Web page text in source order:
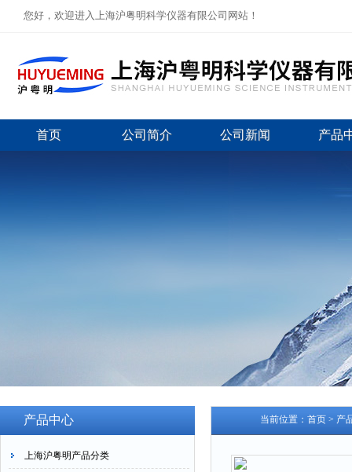
您好，欢迎进入上海沪粤明科学仪器有限公司网站！
首页 公司简介 公司新闻 产品
产品中心
上海沪粤明产品分类
当前位置： 首页 > 产